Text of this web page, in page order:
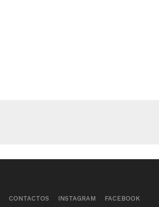
CONTACTOS INSTAGRAM FACEBOOK